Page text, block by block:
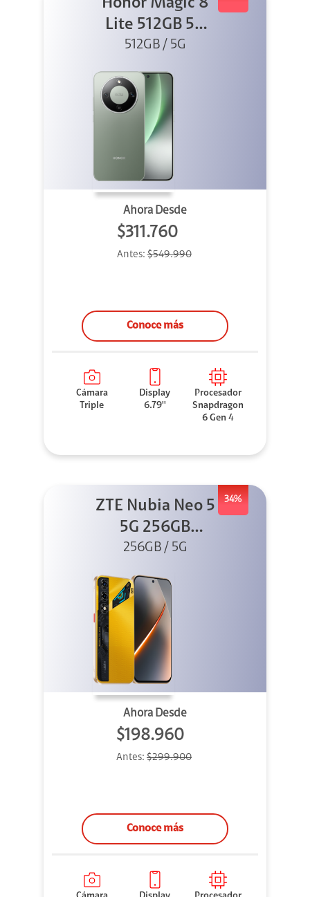
Honor Magic 8
Lite 512GB 5G
Verde
512GB / 5G
Ahora Desde
$311.760
Antes:$549.990
Conoce más
Cámara
Triple
Display
6.79''
Procesador
Snapdragon
6 Gen 4
34%
ZTE Nubia Neo 5
5G 256GB
Dorado
256GB / 5G
Ahora Desde
$198.960
Antes: $299.900
Conoce más